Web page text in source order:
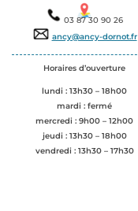
03 87 30 90 26
ancy@ancy-dornot.fr
Horaires d’ouverture
lundi : 13h30 – 18h00
mardi : fermé
mercredi : 9h00 – 12h00
jeudi : 13h30 – 18h00
vendredi : 13h30 – 17h30